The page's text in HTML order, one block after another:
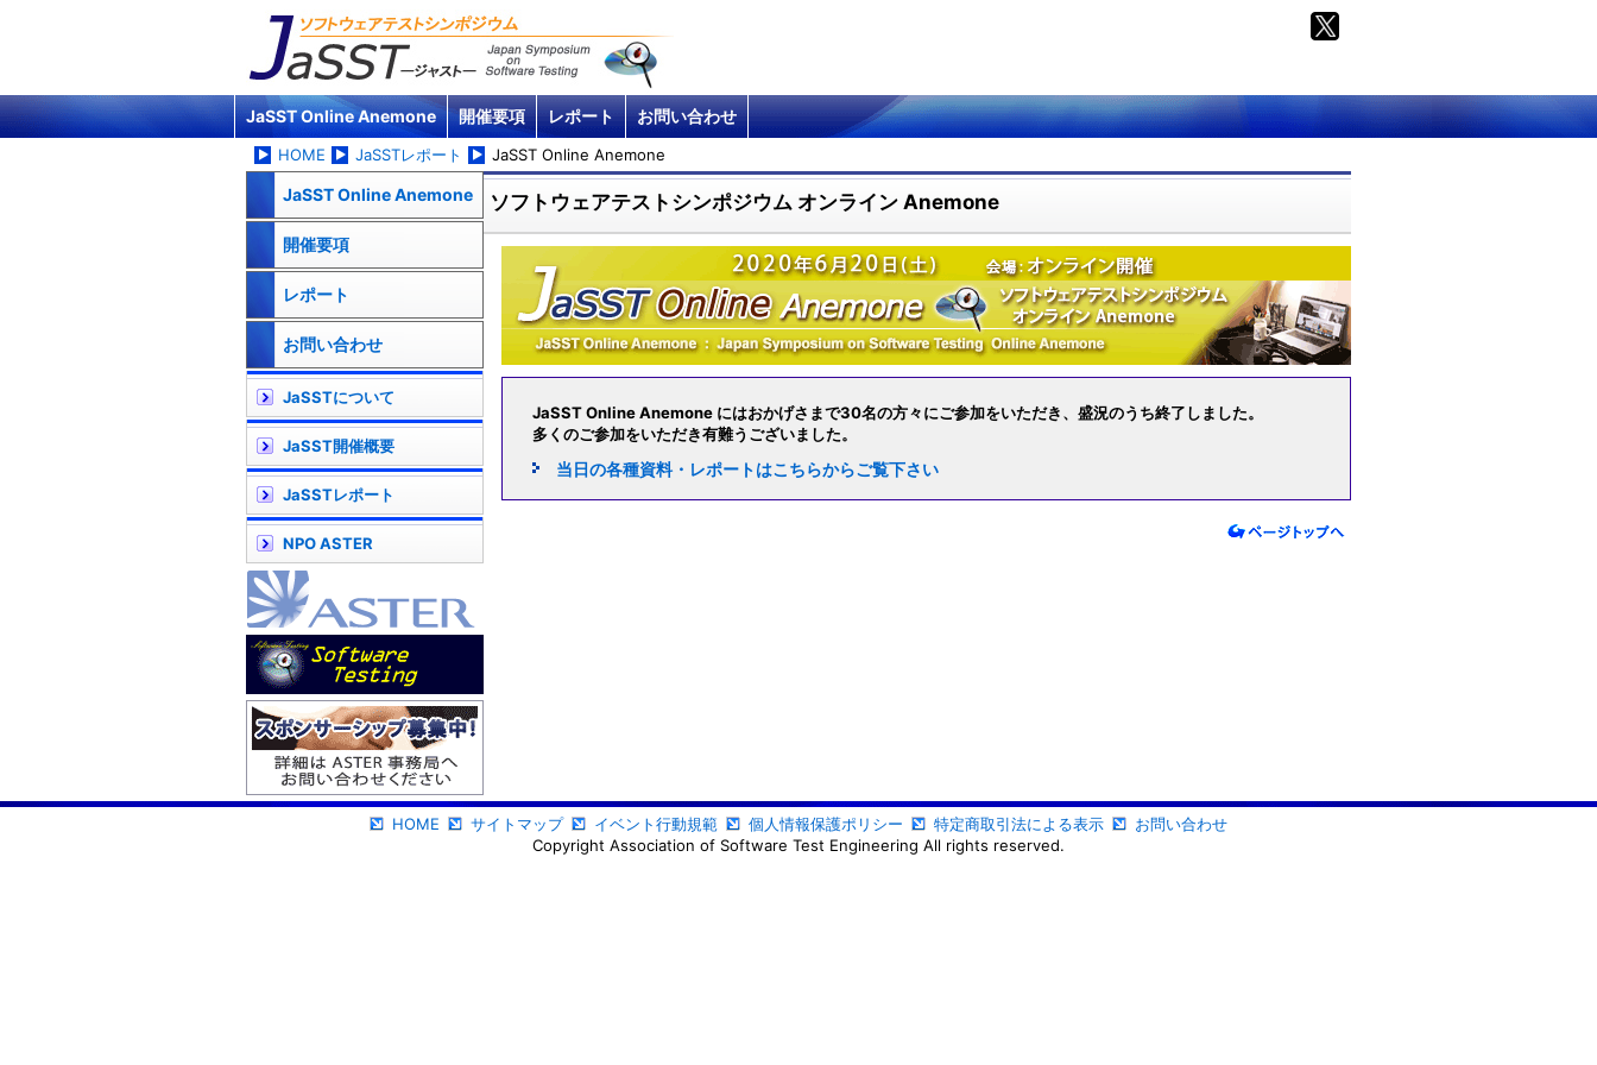
JaSST Online Anemone 開催要項 レポート お問い合わせ
HOME JaSSTレポート JaSST Online Anemone
JaSST Online Anemone
開催要項
レポート
お問い合わせ
JaSSTについて
JaSST開催概要
JaSSTレポート
NPO ASTER
ソフトウェアテストシンポジウム オンライン Anemone
JaSST Online Anemone にはおかげさまで30名の方々にご参加をいただき、盛況のうち終了しました。
多くのご参加をいただき有難うございました。
当日の各種資料・レポートはこちらからご覧下さい
HOME サイトマップ イベント行動規範 個人情報保護ポリシー 特定商取引法による表示
お問い合わせ
Copyright Association of Software Test Engineering All rights reserved.